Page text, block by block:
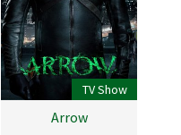
TV Show
Arrow